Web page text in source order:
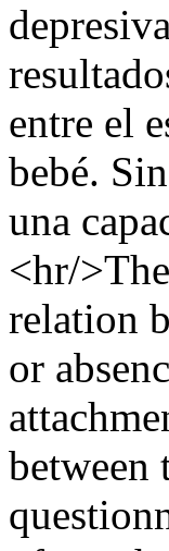
entre el
bebé.
una
<hr/
relation
or
between